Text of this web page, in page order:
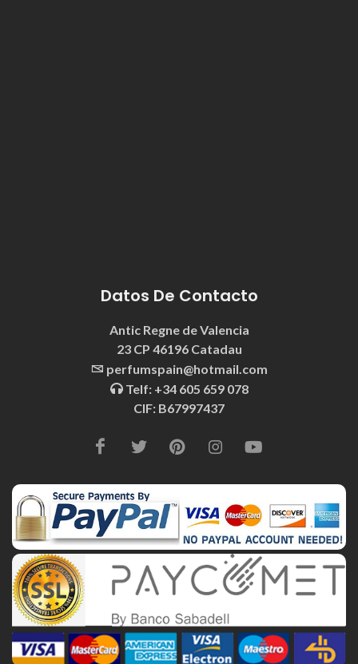
Datos De Contacto
Antic Regne de Valencia
23 CP 46196 Catadau
perfumspain@hotmail.com
Telf: +34 605 659 078
CIF: B67997437